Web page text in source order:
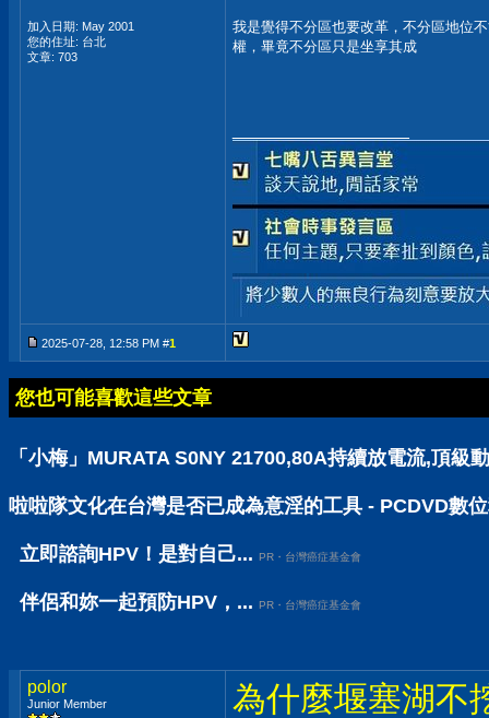
加入日期: May 2001
您的住址: 台北
文章: 703
我是覺得不分區也要改革，不分區地位
權，畢竟不分區只是坐享其成
2025-07-28, 12:58 PM #1
您也可能喜歡這些文章
「小梅」MURATA S0NY 21700,80A持續放電流,頂
啦啦隊文化在台灣是否已成為意淫的工具 - PCDVD數
立即諮詢HPV！是對自己... PR・台灣癌症基金會
伴侶和妳一起預防HPV，... PR・台灣癌症基金會
polor
Junior Member
為什麼堰塞湖不